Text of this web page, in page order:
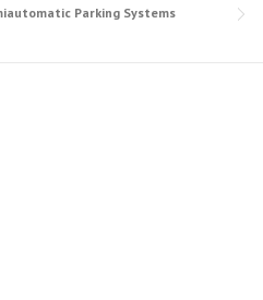
Parking Systems